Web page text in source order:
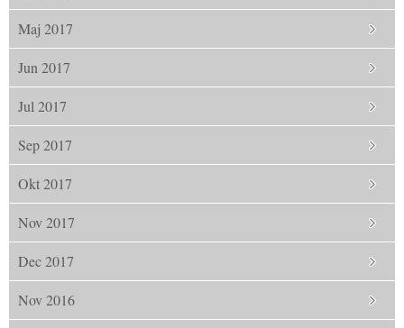
Maj 2017
Jun 2017
Jul 2017
Sep 2017
Okt 2017
Nov 2017
Dec 2017
Nov 2016